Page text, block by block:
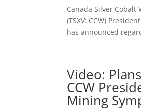
Canada Silver Cobalt
(TSXV: CCW)
has announced
Video:
CCW
Mining